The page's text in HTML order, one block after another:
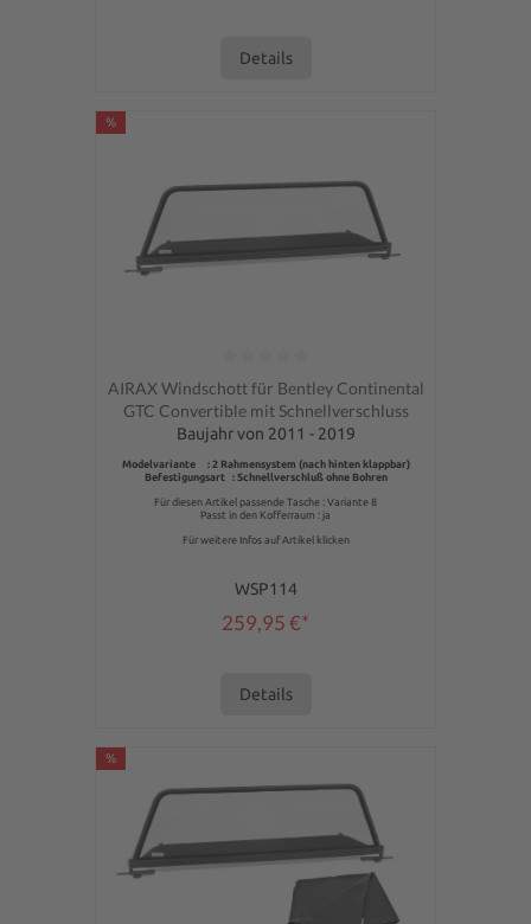
Details
%
Durchschnittliche Bewertung von 0 von 5 Sternen
AIRAX Windschott für Bentley Continental
GTC Convertible mit Schnellverschluss
Baujahr von 2011 - 2019
Modelvariante : 2 Rahmensystem (nach hinten klappbar)
Befestigungsart : Schnellverschluß ohne Bohren
Für diesen Artikel passende Tasche : Variante 8
Passt in den Kofferraum : ja
Für weitere Infos auf Artikel klicken
WSP114
259,95 €*
Details
%